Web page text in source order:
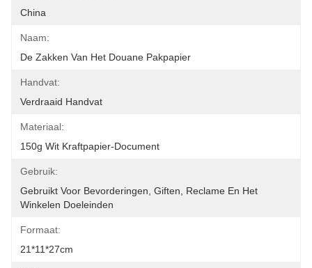
China
Naam:
De Zakken Van Het Douane Pakpapier
Handvat:
Verdraaid Handvat
Materiaal:
150g Wit Kraftpapier-Document
Gebruik:
Gebruikt Voor Bevorderingen, Giften, Reclame En Het
Winkelen Doeleinden
Formaat:
21*11*27cm